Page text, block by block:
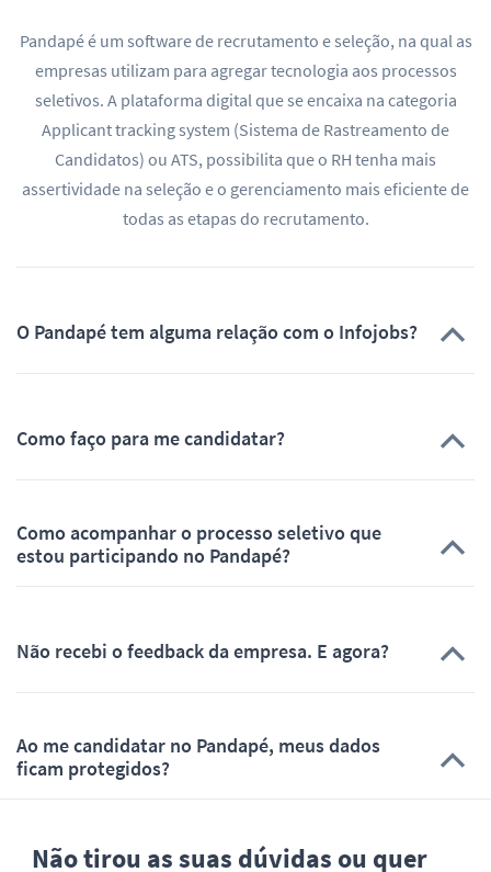
Pandapé é um software de recrutamento e seleção, na qual as
empresas utilizam para agregar tecnologia aos processos
seletivos. A plataforma digital que se encaixa na categoria
Applicant tracking system (Sistema de Rastreamento de
Candidatos) ou ATS, possibilita que o RH tenha mais
assertividade na seleção e o gerenciamento mais eficiente de
todas as etapas do recrutamento.
O Pandapé tem alguma relação com o Infojobs?
Como faço para me candidatar?
Como acompanhar o processo seletivo que
estou participando no Pandapé?
Não recebi o feedback da empresa. E agora?
Ao me candidatar no Pandapé, meus dados
ficam protegidos?
Não tirou as suas dúvidas ou quer